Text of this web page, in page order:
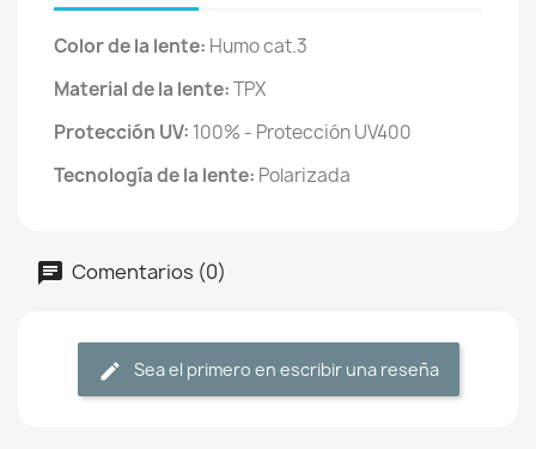
Color de la lente: Humo cat.3
Material de la lente:TPX
Protección UV: 100% - Protección UV400
Tecnología de la lente: Polarizada
Comentarios (0)
Sea el primero en escribir una reseña